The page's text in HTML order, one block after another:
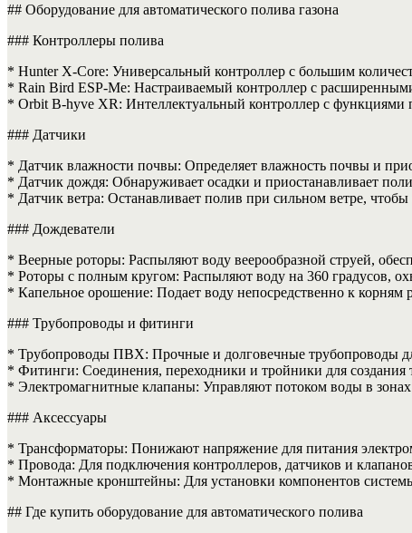
## Оборудование для автоматического полива газона
### Контроллеры полива
* Hunter X-Core: Универсальный контроллер с большим
* Rain Bird ESP-Me: Настраиваемый контроллер с
* Orbit B-hyve XR: Интеллектуальный контроллер с функциями
### Датчики
* Датчик влажности почвы: Определяет влажность почвы и
* Датчик дождя: Обнаруживает осадки и приостанавливает
* Датчик ветра: Останавливает полив при сильном ветре,
### Дождеватели
* Веерные роторы: Распыляют воду веерообразной струей,
* Роторы с полным кругом: Распыляют воду на 360 градусов,
* Капельное орошение: Подает воду непосредственно к корням
### Трубопроводы и фитинги
* Трубопроводы ПВХ: Прочные и долговечные трубопроводы
* Фитинги: Соединения, переходники и тройники для создания
* Электромагнитные клапаны: Управляют потоком воды в
### Аксессуары
* Трансформаторы: Понижают напряжение для питания
* Провода: Для подключения контроллеров, датчиков и
* Монтажные кронштейны: Для установки компонентов
## Где купить оборудование для автоматического полива